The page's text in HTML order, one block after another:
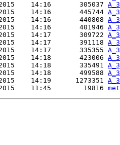
14:16       305037
14:16       445744
14:16       440808
14:16       401946
14:17       309722
14:17       391118
14:17       335355
14:18       423006
14:18       335491
14:18       499588
14:19      1273351
2015    11:45        19816